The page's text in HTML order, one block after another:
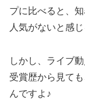
プに比べると、
人気がないと感
しかし、ライブ
受賞歴から見て
んですよ♪